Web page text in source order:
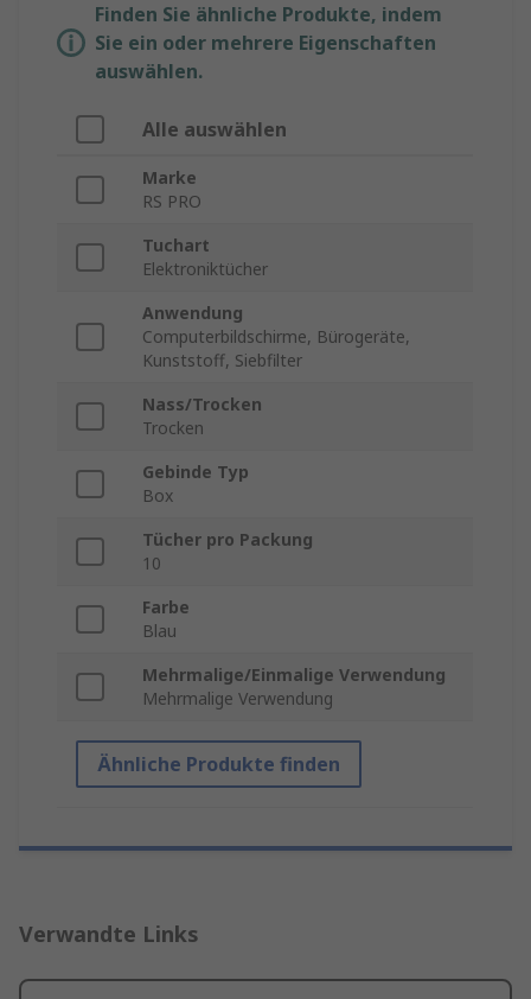
Finden Sie ähnliche Produkte, indem
Sie ein oder mehrere Eigenschaften
auswählen.
Alle auswählen
Marke
RS PRO
Tuchart
Elektroniktücher
Anwendung
Computerbildschirme, Bürogeräte,
Kunststoff, Siebfilter
Nass/Trocken
Trocken
Gebinde Typ
Box
Tücher pro Packung
10
Farbe
Blau
Mehrmalige/Einmalige Verwendung
Mehrmalige Verwendung
Ähnliche Produkte finden
Verwandte Links